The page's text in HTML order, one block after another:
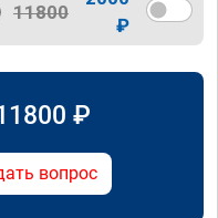
11800
₽
₽
вопрос